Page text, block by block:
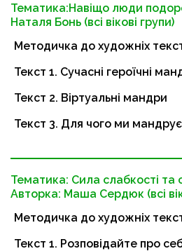
Тематика:Навіщо люди
Наталя Бонь (всі вікові групи)
Методичка до художніх
Текст 1. Сучасні героїчні
Текст 2. Віртуальні мандри
Текст 3. Для чого ми
Тематика: Сила слабкості та
Авторка: Маша Сердюк (всі
Методичка до художніх
Текст 1. Розповідайте про